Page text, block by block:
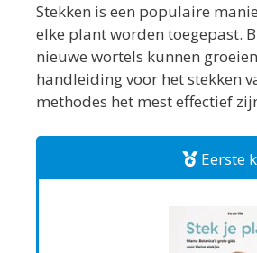
Stekken is een populaire
elke plant worden toegepast.
nieuwe wortels kunnen
handleiding voor het stekken
methodes het mest effectief
Eerste